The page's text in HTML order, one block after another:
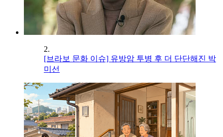
2.
[브라보 문화 이슈] 유방암 투병 후 더 단단해진 박
미선